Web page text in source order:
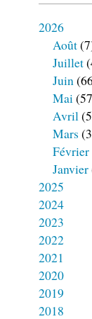
2026
Août
Juillet
Juin
Mai
Avril
Mars
Février
Janvier
2025
2024
2023
2022
2021
2020
2019
2018